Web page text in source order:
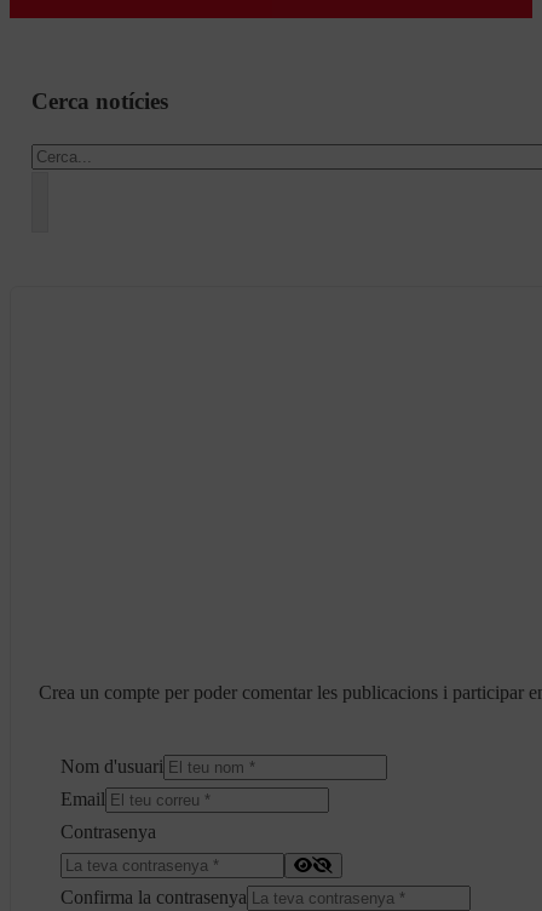
Cerca notícies
Cercar
Crea un compte per poder comentar les publicacions i participar
Nom d'usuari
Email
Contrasenya
Confirma la contrasenya